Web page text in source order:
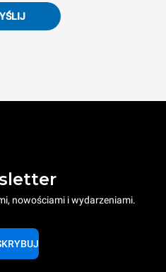
nowościami i wydarzeniami.